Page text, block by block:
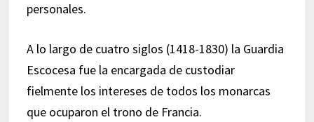
personales.
A lo largo de cuatro siglos (1418-1830) la Guardia
Escocesa fue la encargada de custodiar
fielmente los intereses de todos los monarcas
que ocuparon el trono de Francia.